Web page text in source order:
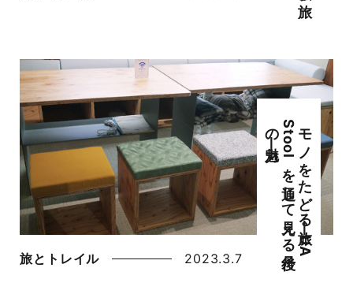
モ
ノ
を
た
ど
る
旅―
U
A
S
t
o
o
l
を
通し
て
見え
る
丹後
の
魅力―
旅とトレイル 2023.3.7